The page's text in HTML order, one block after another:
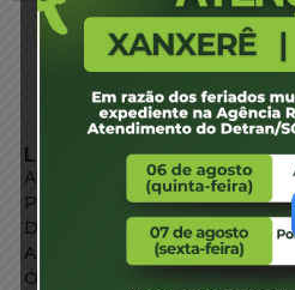
LINKS EXTERNOS
Agência de Notícias
Portal de Serviços
Diário Oficial
Acesso à Informação
Órgãos do Governo